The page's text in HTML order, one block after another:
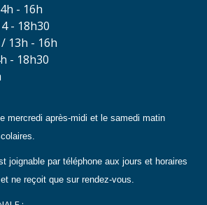
- 16h
- 18h30
13h - 16h
- 18h30
mercredi après-midi et le samedi matin
joignable par téléphone aux jours et horaires
ne reçoit que sur rendez-vous.